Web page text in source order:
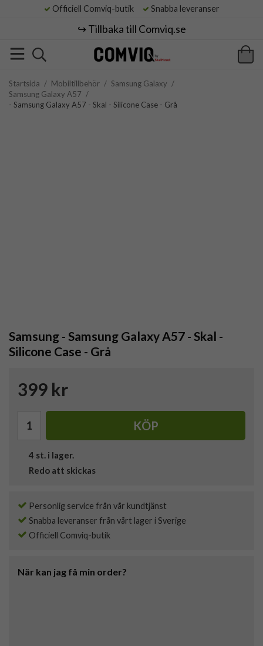
Officiell Comviq-butik Snabba leveranser
↪️ Tillbaka till Comviq.se
Startsida / Mobiltillbehör / Samsung Galaxy /
Samsung Galaxy A57 /
- Samsung Galaxy A57 - Skal - Silicone Case - Grå
Samsung - Samsung Galaxy A57 - Skal -
Silicone Case - Grå
399 kr
KÖP
4 st. i lager.
Redo att skickas
Personlig service från vår kundtjänst
Snabba leveranser från vårt lager i Sverige
Officiell Comviq-butik
När kan jag få min order?